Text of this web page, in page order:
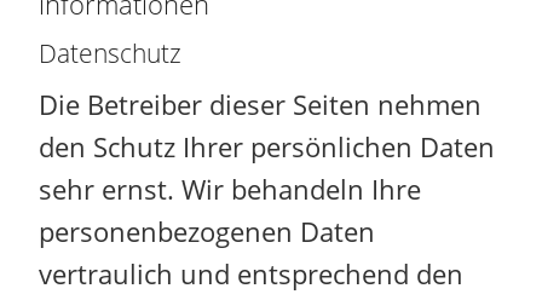
Datenschutz
Die Betreiber dieser Seiten nehmen
den Schutz Ihrer persönlichen Daten
sehr ernst. Wir behandeln Ihre
personenbezogenen Daten
vertraulich und entsprechend den